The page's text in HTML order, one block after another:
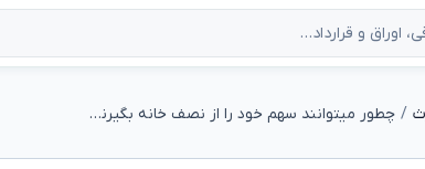
چطور میتوانند سهم خود را از نصف خانه بگیرند؟